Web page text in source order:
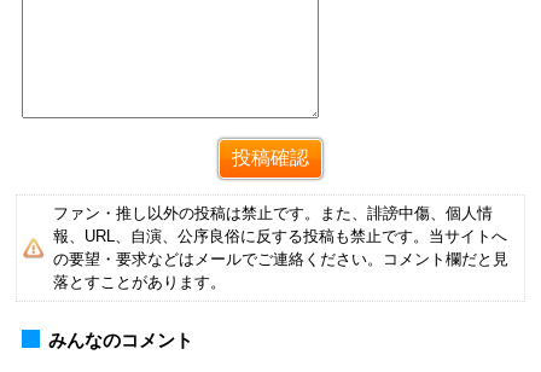
ファン・推し以外の投稿は禁止です。また、誹謗中傷、個人情
報、URL、自演、公序良俗に反する投稿も禁止です。当サイトへ
の要望・要求などはメールでご連絡ください。コメント欄だと見
落とすことがあります。
みんなのコメント